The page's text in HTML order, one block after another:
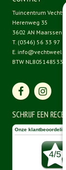
Tuincentrum
Herenweg 35
3602 AN Maarssen
T. (0346) 56 33 97
E.
BTW
SCHRIJF EEN